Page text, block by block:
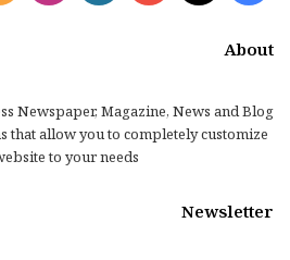
About
Newspaper, Magazine, News and Blog
that allow you to completely customize
to your needs.
Newsletter